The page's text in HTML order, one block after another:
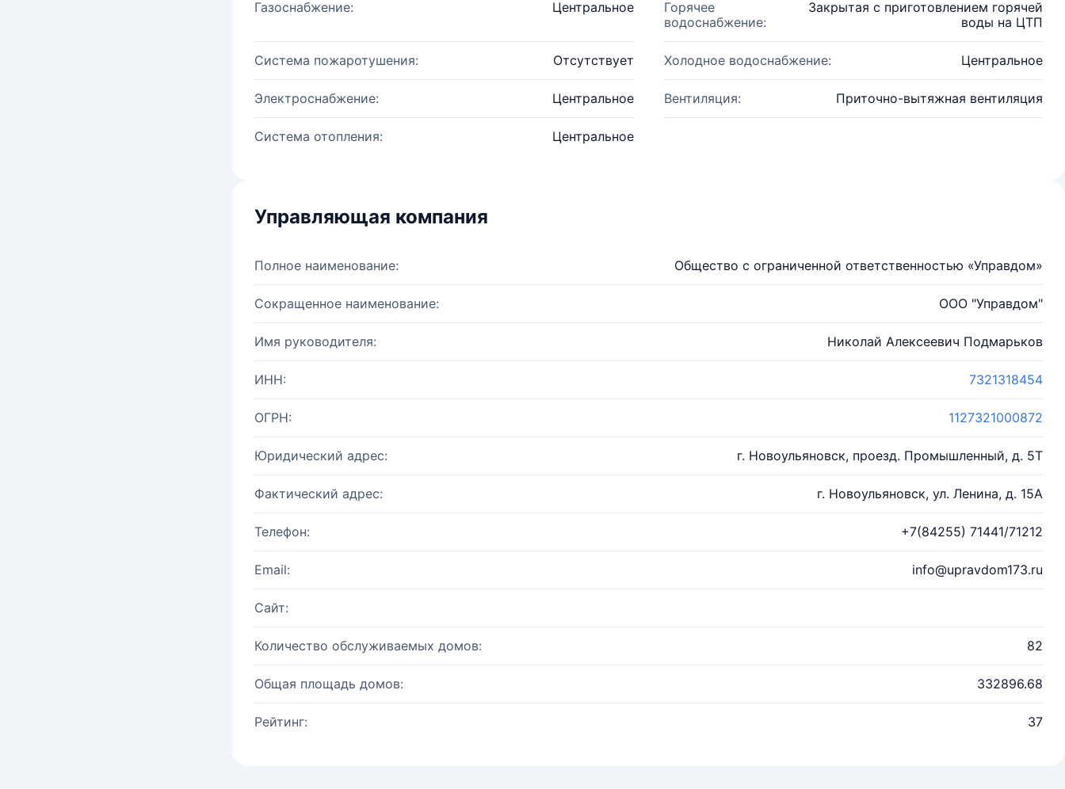
Газоснабжение: Центральное
Горячее
водоснабжение:
Закрытая с приготовлением горячей
воды на ЦТП
Система пожаротушения: Отсутствует Холодное водоснабжение: Центральное
Электроснабжение: Центральное Вентиляция: Приточно-вытяжная вентиляция
Система отопления: Центральное
Управляющая компания
Полное наименование: Общество с ограниченной ответственностью «Управдом»
Сокращенное наименование: ООО "Управдом"
Имя руководителя: Николай Алексеевич Подмарьков
ИНН: 7321318454
ОГРН: 1127321000872
Юридический адрес: г. Новоульяновск, проезд. Промышленный, д. 5Т
Фактический адрес: г. Новоульяновск, ул. Ленина, д. 15А
Телефон: +7(84255) 71441/71212
Email: info@upravdom173.ru
Сайт:
Количество обслуживаемых домов: 82
Общая площадь домов: 332896.68
Рейтинг: 37